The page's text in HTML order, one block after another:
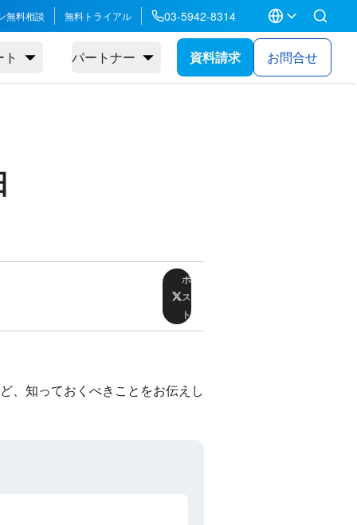
無料相談 無料トライアル 03-5942-8314
パートナー 資料請求 お問合せ
ポ
ス
ト
、知っておくべきことをお伝えし